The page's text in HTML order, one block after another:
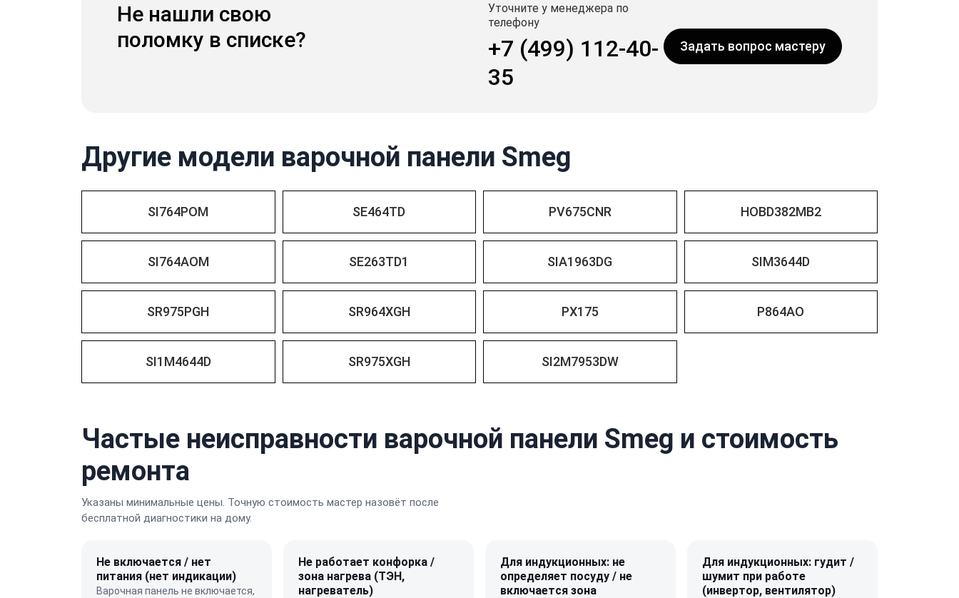
Не нашли свою
поломку в списке?
Уточните у менеджера по
телефону
+7 (499) 112-40-
35
Задать вопрос мастеру
Другие модели варочной панели Smeg
SI764POM SE464TD PV675CNR HOBD382MB2
SI764AOM SE263TD1 SIA1963DG SIM3644D
SR975PGH SR964XGH PX175 P864AO
SI1M4644D SR975XGH SI2M7953DW
Частые неисправности варочной панели Smeg и стоимость
ремонта
Указаны минимальные цены. Точную стоимость мастер назовёт после
бесплатной диагностики на дому.
Не включается / нет
питания (нет индикации)
Варочная панель не включается,
Не работает конфорка /
зона нагрева (ТЭН,
нагреватель)
Для индукционных: не
определяет посуду / не
включается зона
Для индукционных: гудит /
шумит при работе
(инвертор, вентилятор)